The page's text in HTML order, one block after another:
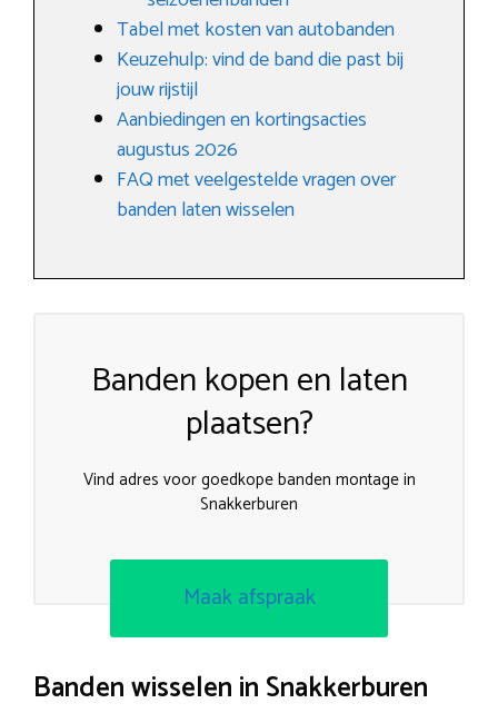
Tabel met kosten van autobanden
Keuzehulp: vind de band die past bij
jouw rijstijl
Aanbiedingen en kortingsacties
augustus 2026
FAQ met veelgestelde vragen over
banden laten wisselen
Banden kopen en laten
plaatsen?
Vind adres voor goedkope banden montage in
Snakkerburen
Maak afspraak
Banden wisselen in Snakkerburen